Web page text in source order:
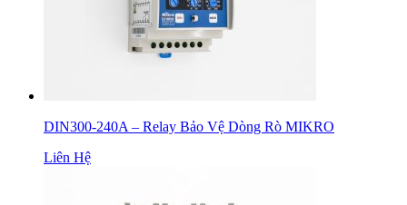
DIN300-240A – Relay Bảo Vệ Dòng Rò MIKRO
Liên Hệ